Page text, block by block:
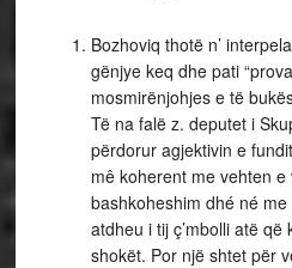
Bozhoviq thotë n’
gënjye keq dhe pati
mosmirënjohjes e të
Të na falë z. deputet i
përdorur agjektivin e
mê koherent me vehten
bashkoheshim dhé né
atdheu i tij ç’mbolli atë
shokët. Por një shtet për